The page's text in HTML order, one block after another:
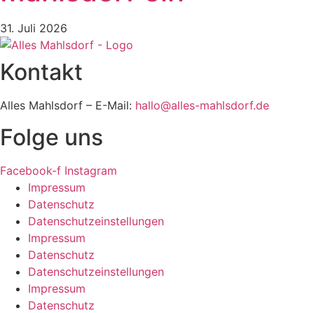
31. Juli 2026
Kontakt
Alles Mahlsdorf – E-Mail: hallo@alles-mahlsdorf.de
Folge uns
Facebook-f Instagram
Impressum
Datenschutz
Datenschutzeinstellungen
Impressum
Datenschutz
Datenschutzeinstellungen
Impressum
Datenschutz